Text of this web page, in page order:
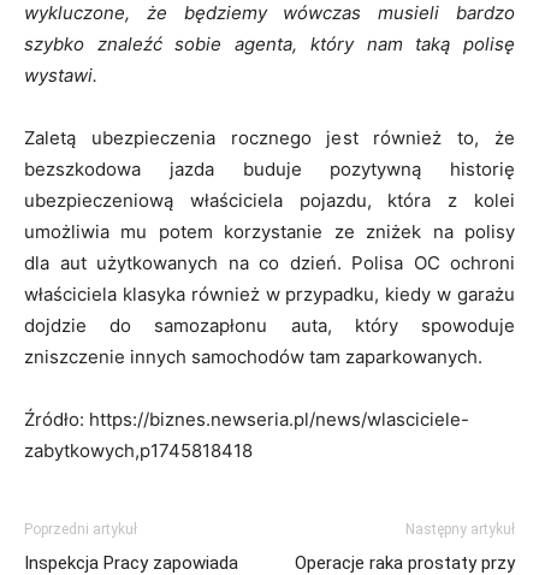
wykluczone, że będziemy wówczas musieli bardzo
szybko znaleźć sobie agenta, który nam taką polisę
wystawi.
Zaletą ubezpieczenia rocznego jest również to, że
bezszkodowa jazda buduje pozytywną historię
ubezpieczeniową właściciela pojazdu, która z kolei
umożliwia mu potem korzystanie ze zniżek na polisy
dla aut użytkowanych na co dzień. Polisa OC ochroni
właściciela klasyka również w przypadku, kiedy w garażu
dojdzie do samozapłonu auta, który spowoduje
zniszczenie innych samochodów tam zaparkowanych.
Źródło: https://biznes.newseria.pl/news/wlasciciele-
zabytkowych,p1745818418
Poprzedni artykuł
Inspekcja Pracy zapowiada
Następny artykuł
Operacje raka prostaty przy